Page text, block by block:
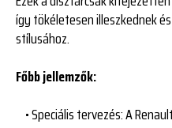
így tökéletesen illeszkednek
stílusához.
Főbb jellemzők:
• Speciális tervezés: A